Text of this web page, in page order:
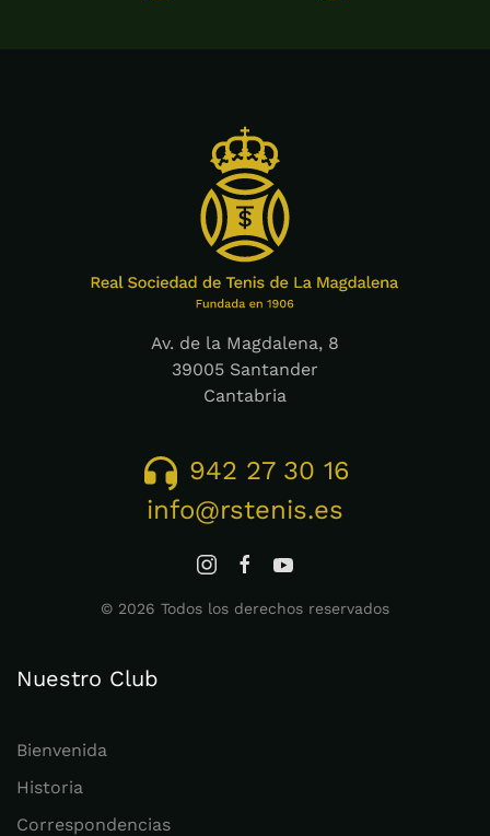
Av. de la Magdalena, 8
39005 Santander
Cantabria
942 27 30 16
info@rstenis.es
© 2026 Todos los derechos reservados
Nuestro Club
Bienvenida
Historia
Correspondencias